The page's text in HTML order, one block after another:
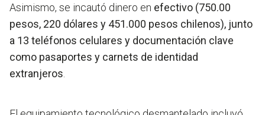
Asimismo, se incautó dinero en efectivo (750.00
pesos, 220 dólares y 451.000 pesos chilenos), junto
a 13 teléfonos celulares y documentación clave
como pasaportes y carnets de identidad
extranjeros